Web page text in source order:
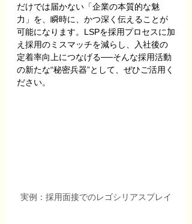
だけでは届かない「企業の本質的な魅
力」を、瞬時に、かつ深く伝えることが
可能になります。LSPを採用プロセスに加
え採用のミスマッチを減らし、入社後の
定着率向上につなげる──そんな採用活動
の新たな“秘密兵器”として、ぜひご活用く
ださい。
実例：採用面接でのレゴシリアスプレイ